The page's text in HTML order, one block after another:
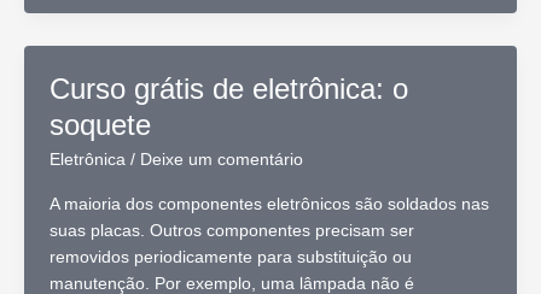
de
Curso grátis de eletrônica: o
soquete
Eletrônica/ Deixe um comentário
A maioria dos componentes eletrônicos são soldados nas
suas placas. Outros componentes precisam ser
removidos periodicamente para substituição ou
manutenção. Por exemplo, uma lâmpada não é